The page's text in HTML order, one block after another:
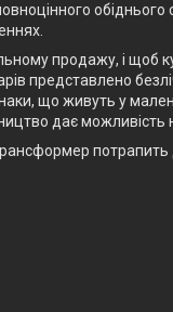
продажу, і
представлено
що живуть у
дає